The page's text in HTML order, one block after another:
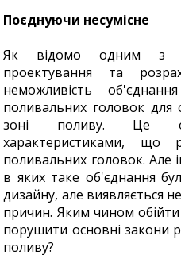
Поєднуючи несумісне
Як відомо одним з
проектування та
неможливість
поливальних головок для
зоні поливу. Це
характеристиками, що
поливальних головок. Але
в яких таке об'єднання
дизайну, але виявляється
причин. Яким чином
порушити основні закони
поливу?